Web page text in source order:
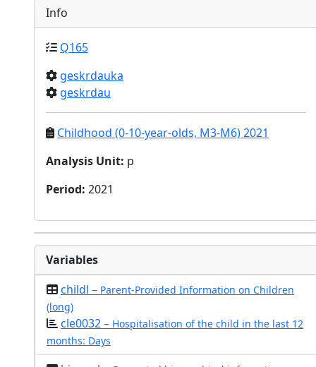
Info
Q165
geskrdauka
geskrdau
Childhood (0-10-year-olds, M3-M6) 2021
Analysis Unit: p
Period: 2021
Variables
childl – Parent-Provided Information on Children
(long)
cle0032 – Hospitalisation of the child in the last 12
months: Days